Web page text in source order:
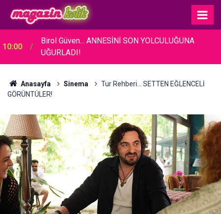
10:00
Birol Güven... ANNESİNİ SON YOLCULUĞUNA
UĞURLADI!
Anasayfa Sinema
Tur Rehberi... SETTEN EĞLENCELİ
GÖRÜNTÜLER!